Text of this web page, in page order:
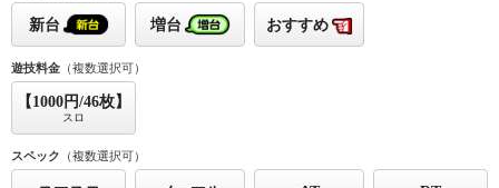
新台 増台 おすすめ
遊技料金 （複数選択可）
【1000円/46枚】
スロ
スペック （複数選択可）